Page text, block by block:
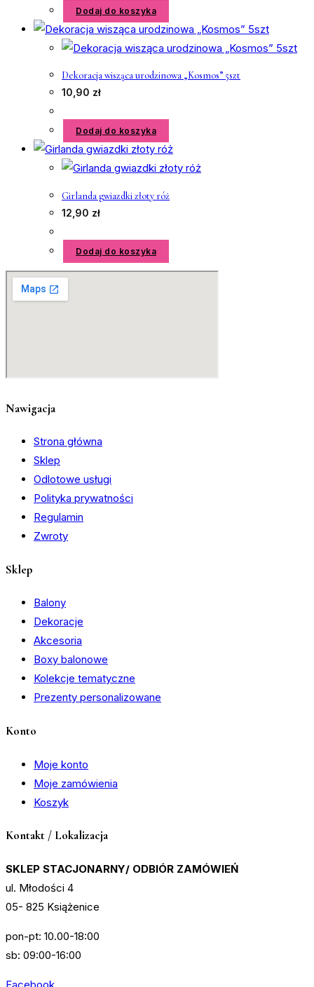
Dodaj do koszyka
Dekoracja wisząca urodzinowa „Kosmos” 5szt
10,90 zł
Dodaj do koszyka
Girlanda gwiazdki złoty róż
12,90 zł
Dodaj do koszyka
Nawigacja
Strona główna
Sklep
Odlotowe usługi
Polityka prywatności
Regulamin
Zwroty
Sklep
Balony
Dekoracje
Akcesoria
Boxy balonowe
Kolekcje tematyczne
Prezenty personalizowane
Konto
Moje konto
Moje zamówienia
Koszyk
Kontakt / Lokalizacja
SKLEP STACJONARNY/ ODBIÓR ZAMÓWIEŃ
ul. Młodości 4
05- 825 Książenice
pon-pt: 10.00-18:00
sb: 09:00-16:00